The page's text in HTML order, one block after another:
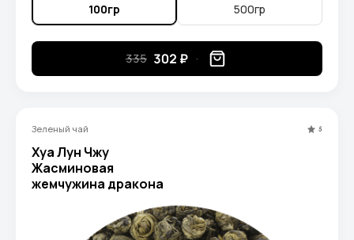
100гр 500гр
335 302 ₽
Зеленый чай 5
Хуа Лун Чжу
Жасминовая
жемчужина дракона